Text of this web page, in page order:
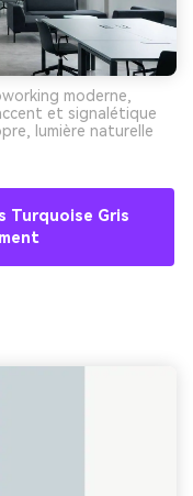
moderne,
et signalétique
lumière naturelle
Turquoise Gris